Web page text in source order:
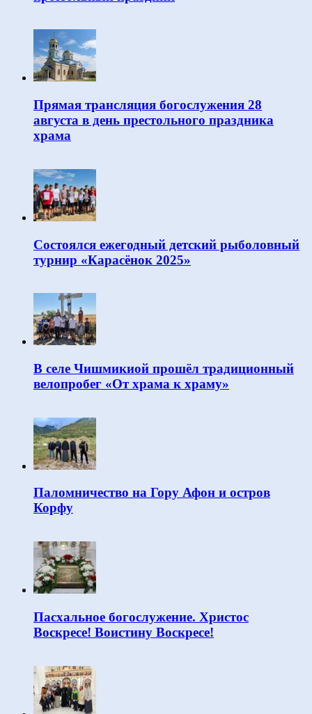
Прямая трансляция богослужения 28
августа в день престольного праздника
храма
Состоялся ежегодный детский рыболовный
турнир «Карасёнок 2025»
В селе Чишмикиой прошёл традиционный
велопробег «От храма к храму»
Паломничество на Гору Афон и остров
Корфу
Пасхальное богослужение. Христос
Воскресе! Воистину Воскресе!